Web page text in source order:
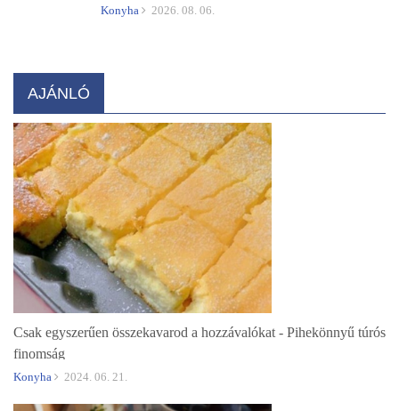
Konyha 2026. 08. 06.
AJÁNLÓ
Csak egyszerűen összekavarod a hozzávalókat - Pihekönnyű túrós
finomság
Konyha 2024. 06. 21.